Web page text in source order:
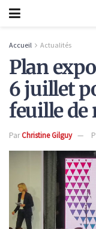
Accueil Actualités
Plan
6 juillet
feuille de
ParChristine Gilguy